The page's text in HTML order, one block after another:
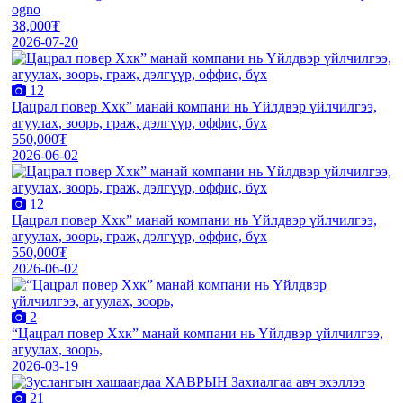
ogno
38,000₮
2026-07-20
12
Цацрал повер Ххк” манай компани нь Үйлдвэр үйлчилгээ,
агуулах, зоорь, граж, дэлгүүр, оффис, бүх
550,000₮
2026-06-02
12
Цацрал повер Ххк” манай компани нь Үйлдвэр үйлчилгээ,
агуулах, зоорь, граж, дэлгүүр, оффис, бүх
550,000₮
2026-06-02
2
“Цацрал повер Ххк” манай компани нь Үйлдвэр үйлчилгээ,
агуулах, зоорь,
2026-03-19
21